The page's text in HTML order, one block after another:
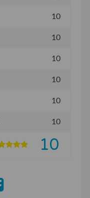
10
10
10
10
10
10
10